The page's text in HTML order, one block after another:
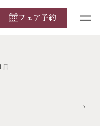
フェア予約